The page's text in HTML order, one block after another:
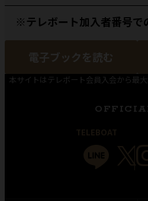
※テレボート加入者番号で
電子ブックを読む
本サイトはテレボート会員入会から最